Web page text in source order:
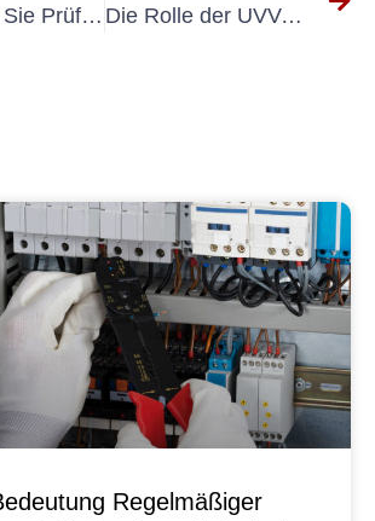
So führen Sie Prüfungen nach den Normen DIN VDE 0701 Teil 1 durch Die Rolle der UVV-Prüfung der DGUV bei der Vermeidung von Arbeitsunfällen
Regelmäßiger